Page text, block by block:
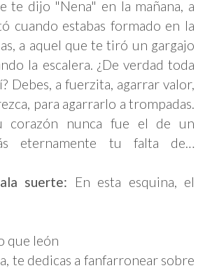
te dijo "Nena" en la mañana, a
cuando estabas formado en la
a aquel que te tiró un gargajo
la escalera. ¿De verdad toda
Debes, a fuerzita, agarrar valor,
para agarrarlo a trompadas.
corazón nunca fue el de un
eternamente tu falta de…
suerte: En esta esquina, el
que león
te dedicas a fanfarronear sobre